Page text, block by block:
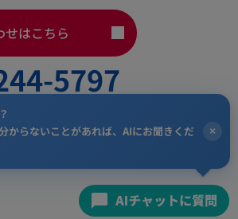
せはこちら
5797
All Rights Reserved.
からないことがあれば、AIにお聞きくだ
×